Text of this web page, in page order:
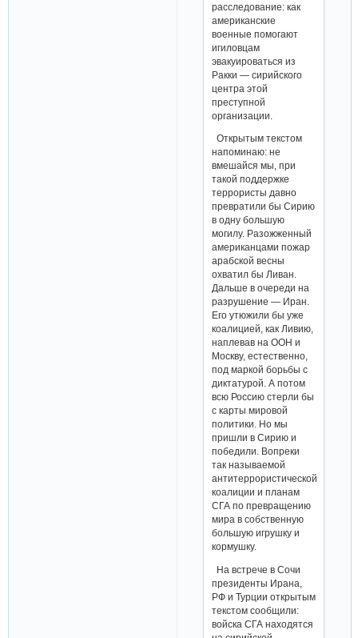
расследование: как
американские
военные помогают
игиловцам
эвакуироваться из
Ракки — сирийского
центра этой
преступной
организации.
Открытым текстом
напоминаю: не
вмешайся мы, при
такой поддержке
террористы давно
превратили бы Сирию
в одну большую
могилу. Разожженный
американцами пожар
арабской весны
охватил бы Ливан.
Дальше в очереди на
разрушение — Иран.
Его утюжили бы уже
коалицией, как Ливию,
наплевав на ООН и
Москву, естественно,
под маркой борьбы с
диктатурой. А потом
всю Россию стерли бы
с карты мировой
политики. Но мы
пришли в Сирию и
победили. Вопреки
так называемой
антитеррористической
коалиции и планам
СГА по превращению
мира в собственную
большую игрушку и
кормушку.
На встрече в Сочи
президенты Ирана,
РФ и Турции открытым
текстом сообщили:
войска СГА находятся